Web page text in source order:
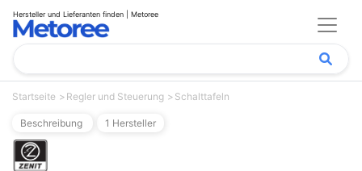
Hersteller und Lieferanten finden | Metoree
Startseite Regler und Steuerung Schalttafeln
Beschreibung 1 Hersteller